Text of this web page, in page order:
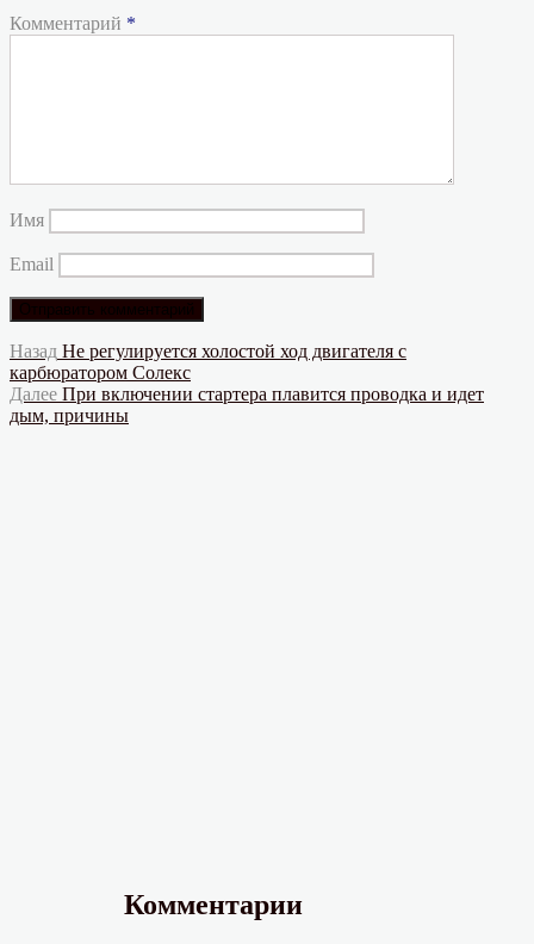
Комментарий *
Имя
Email
Навигация
по
записям
Назад Предыдущая
запись:
Не регулируется холостой ход двигателя с
карбюратором Солекс
Далее Следующая
запись:
При включении стартера плавится проводка и идет
дым, причины
Комментарии